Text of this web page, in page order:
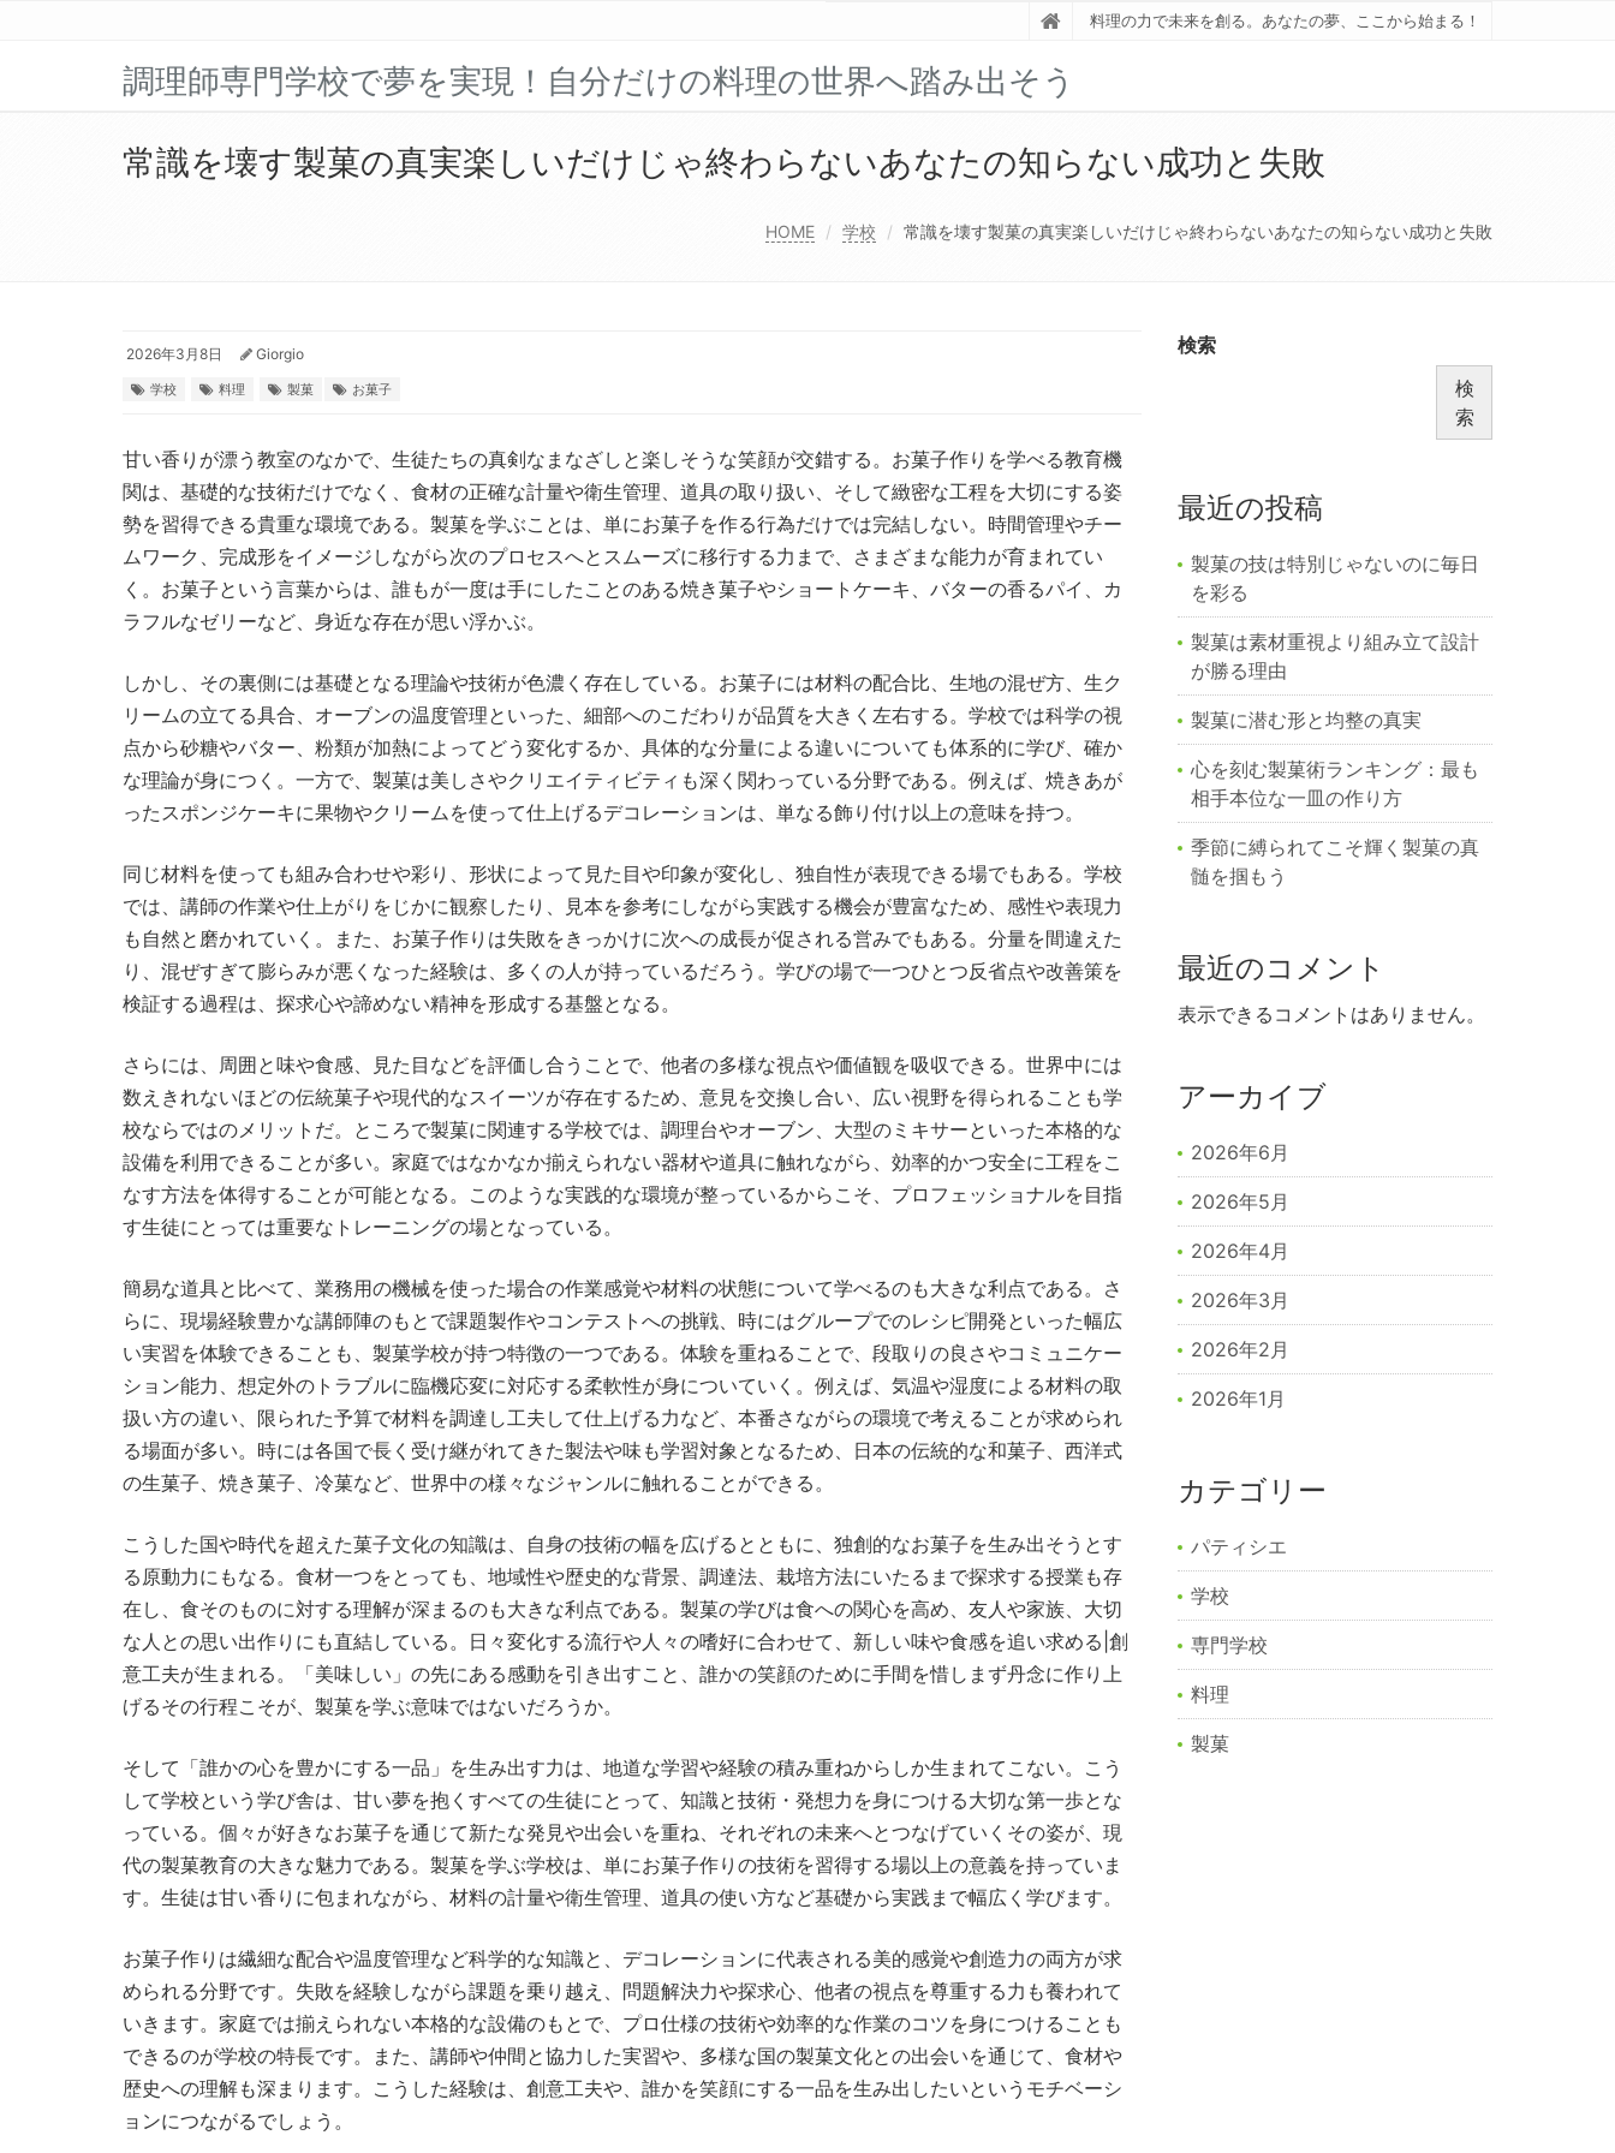
料理の力で未来を創る。あなたの夢、ここから始まる！
調理師専門学校で夢を実現！自分だけの料理の世界へ踏み出そう
常識を壊す製菓の真実楽しいだけじゃ終わらないあなたの知らない成功と失敗
HOME 学校 常識を壊す製菓の真実楽しいだけじゃ終わらないあなたの知らない成功と失敗
2026年3月8日 Giorgio
学校 料理 製菓 お菓子
甘い香りが漂う教室のなかで、生徒たちの真剣なまなざしと楽しそうな笑顔が交錯する。 お菓子作りを学べる教育機
関は、基礎的な技術だけでなく、食材の正確な計量や衛生管理、道具の取り扱い、そして緻密な工程を大切にする姿
勢を習得できる貴重な環境である。製菓を学ぶことは、単にお菓子を作る行為だけでは完結しない。時間管理やチー
ムワーク、完成形をイメージしながら次のプロセスへとスムーズに移行する力まで、さまざまな能力が育まれてい
く。お菓子という言葉からは、誰もが一度は手にしたことのある焼き菓子やショートケーキ、バターの香るパイ、カ
ラフルなゼリーなど、身近な存在が思い浮かぶ。
しかし、その裏側には基礎となる理論や技術が色濃く存在している。お菓子には材料の配合比、生地の混ぜ方、生ク
リームの立てる具合、オーブンの温度管理といった、細部へのこだわりが品質を大きく左右する。学校では科学の視
点から砂糖やバター、粉類が加熱によってどう変化するか、具体的な分量による違いについても体系的に学び、確か
な理論が身につく。一方で、製菓は美しさやクリエイティビティも深く関わっている分野である。例えば、焼きあが
ったスポンジケーキに果物やクリームを使って仕上げるデコレーションは、単なる飾り付け以上の意味を持つ。
同じ材料を使っても組み合わせや彩り、形状によって見た目や印象が変化し、独自性が表現できる場でもある。学校
では、講師の作業や仕上がりをじかに観察したり、見本を参考にしながら実践する機会が豊富なため、感性や表現力
も自然と磨かれていく。また、お菓子作りは失敗をきっかけに次への成長が促される営みでもある。分量を間違えた
り、混ぜすぎて膨らみが悪くなった経験は、多くの人が持っているだろう。学びの場で一つひとつ反省点や改善策を
検証する過程は、探求心や諦めない精神を形成する基盤となる。
さらには、周囲と味や食感、見た目などを評価し合うことで、他者の多様な視点や価値観を吸収できる。世界中には
数えきれないほどの伝統菓子や現代的なスイーツが存在するため、意見を交換し合い、広い視野を得られることも学
校ならではのメリットだ。ところで製菓に関連する学校では、調理台やオーブン、大型のミキサーといった本格的な
設備を利用できることが多い。家庭ではなかなか揃えられない器材や道具に触れながら、効率的かつ安全に工程をこ
なす方法を体得することが可能となる。このような実践的な環境が整っているからこそ、プロフェッショナルを目指
す生徒にとっては重要なトレーニングの場となっている。
簡易な道具と比べて、業務用の機械を使った場合の作業感覚や材料の状態について学べるのも大きな利点である。さ
らに、現場経験豊かな講師陣のもとで課題製作やコンテストへの挑戦、時にはグループでのレシピ開発といった幅広
い実習を体験できることも、製菓学校が持つ特徴の一つである。体験を重ねることで、段取りの良さやコミュニケー
ション能力、想定外のトラブルに臨機応変に対応する柔軟性が身についていく。例えば、気温や湿度による材料の取
扱い方の違い、限られた予算で材料を調達し工夫して仕上げる力など、本番さながらの環境で考えることが求められ
る場面が多い。時には各国で長く受け継がれてきた製法や味も学習対象となるため、日本の伝統的な和菓子、西洋式
の生菓子、焼き菓子、冷菓など、世界中の様々なジャンルに触れることができる。
こうした国や時代を超えた菓子文化の知識は、自身の技術の幅を広げるとともに、独創的なお菓子を生み出そうとす
る原動力にもなる。食材一つをとっても、地域性や歴史的な背景、調達法、栽培方法にいたるまで探求する授業も存
在し、食そのものに対する理解が深まるのも大きな利点である。製菓の学びは食への関心を高め、友人や家族、大切
な人との思い出作りにも直結している。日々変化する流行や人々の嗜好に合わせて、新しい味や食感を追い求める|創
意工夫が生まれる。「美味しい」の先にある感動を引き出すこと、誰かの笑顔のために手間を惜しまず丹念に作り上
げるその行程こそが、製菓を学ぶ意味ではないだろうか。
そして「誰かの心を豊かにする一品」を生み出す力は、地道な学習や経験の積み重ねからしか生まれてこない。こう
して学校という学び舎は、甘い夢を抱くすべての生徒にとって、知識と技術・発想力を身につける大切な第一歩とな
っている。個々が好きなお菓子を通じて新たな発見や出会いを重ね、それぞれの未来へとつなげていくその姿が、現
代の製菓教育の大きな魅力である。製菓を学ぶ学校は、単にお菓子作りの技術を習得する場以上の意義を持っていま
す。生徒は甘い香りに包まれながら、材料の計量や衛生管理、道具の使い方など基礎から実践まで幅広く学びます。
お菓子作りは繊細な配合や温度管理など科学的な知識と、デコレーションに代表される美的感覚や創造力の両方が求
められる分野です。失敗を経験しながら課題を乗り越え、問題解決力や探求心、他者の視点を尊重する力も養われて
いきます。家庭では揃えられない本格的な設備のもとで、プロ仕様の技術や効率的な作業のコツを身につけることも
できるのが学校の特長です。また、講師や仲間と協力した実習や、多様な国の製菓文化との出会いを通じて、食材や
歴史への理解も深まります。こうした経験は、創意工夫や、誰かを笑顔にする一品を生み出したいというモチベーシ
ョンにつながるでしょう。
検索
検
索
最近の投稿
製菓の技は特別じゃないのに毎日
を彩る
製菓は素材重視より組み立て設計
が勝る理由
製菓に潜む形と均整の真実
心を刻む製菓術ランキング：最も
相手本位な一皿の作り方
季節に縛られてこそ輝く製菓の真
髄を掴もう
最近のコメント
表示できるコメントはありません。
アーカイブ
2026年6月
2026年5月
2026年4月
2026年3月
2026年2月
2026年1月
カテゴリー
パティシエ
学校
専門学校
料理
製菓